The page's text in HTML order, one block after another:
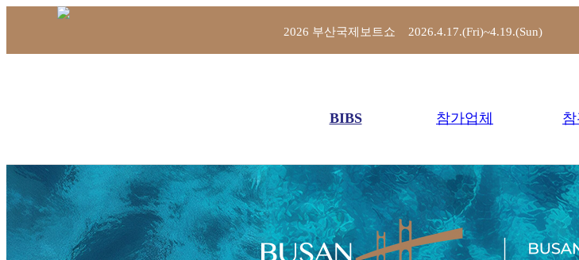
2026 부산국제보트쇼 2026.4.17.(Fri)~4.19.(Sun)
BIBS 참가업체